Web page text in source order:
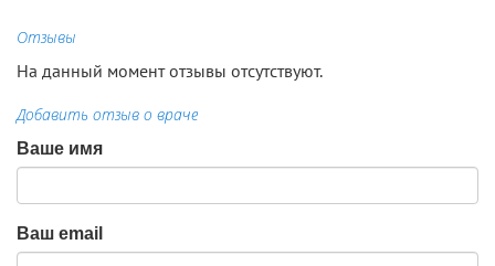
Отзывы
На данный момент отзывы отсутствуют.
Добавить отзыв о враче
Ваше имя
Ваш email